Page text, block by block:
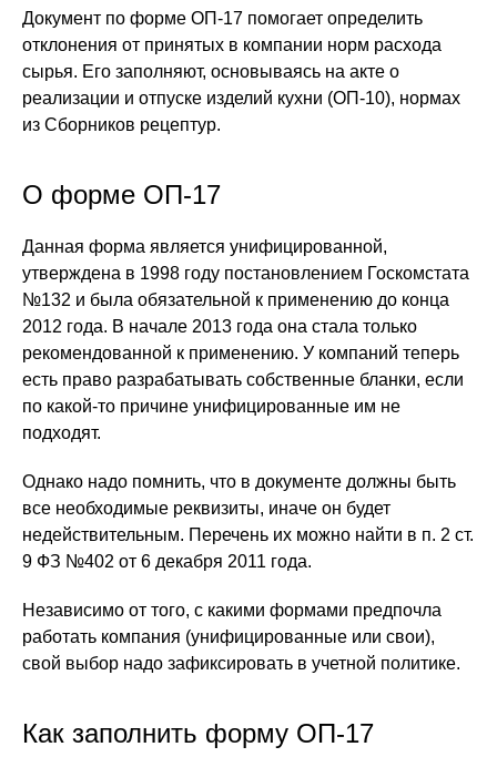
Документ по форме ОП-17 помогает определить
отклонения от принятых в компании норм расхода
сырья. Его заполняют, основываясь на акте о
реализации и отпуске изделий кухни (ОП-10), нормах
из Сборников рецептур.
О форме ОП-17
Данная форма является унифицированной,
утверждена в 1998 году постановлением Госкомстата
№132 и была обязательной к применению до конца
2012 года. В начале 2013 года она стала только
рекомендованной к применению. У компаний теперь
есть право разрабатывать собственные бланки, если
по какой-то причине унифицированные им не
подходят.
Однако надо помнить, что в документе должны быть
все необходимые реквизиты, иначе он будет
недействительным. Перечень их можно найти в п. 2 ст.
9 ФЗ №402 от 6 декабря 2011 года.
Независимо от того, с какими формами предпочла
работать компания (унифицированные или свои),
свой выбор надо зафиксировать в учетной политике.
Как заполнить форму ОП-17